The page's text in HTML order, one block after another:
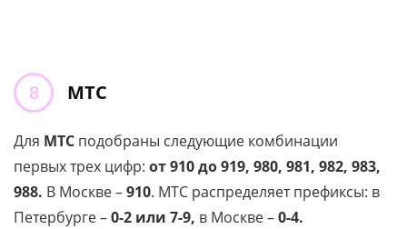
МТС
Для МТС подобраны следующие комбинации
первых трех цифр: от 910 до 919, 980, 981, 982, 983,
988. В Москве –910. МТС распределяет префиксы: в
Петербурге –0-2 или 7-9, в Москве –0-4.